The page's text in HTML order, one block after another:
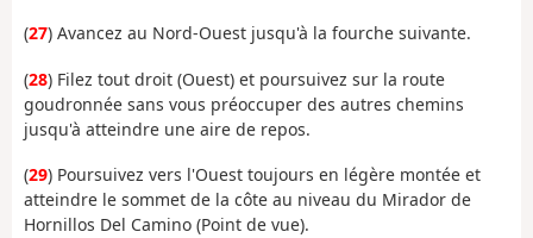
(27) Avancez au Nord-Ouest jusqu'à la fourche suivante.
(28) Filez tout droit (Ouest) et poursuivez sur la route
goudronnée sans vous préoccuper des autres chemins
jusqu'à atteindre une aire de repos.
(29) Poursuivez vers l'Ouest toujours en légère montée et
atteindre le sommet de la côte au niveau du Mirador de
Hornillos Del Camino (Point de vue).